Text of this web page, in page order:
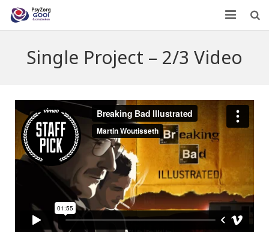
Wie zijn we?
Wat doen we?
Leden
Contact
Single Project – 2/3 Video